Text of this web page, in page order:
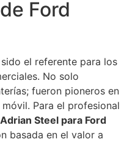
Ford
el referente para los
No solo
fueron pioneros en
Para el profesional
Steel para Ford
basada en el valor a